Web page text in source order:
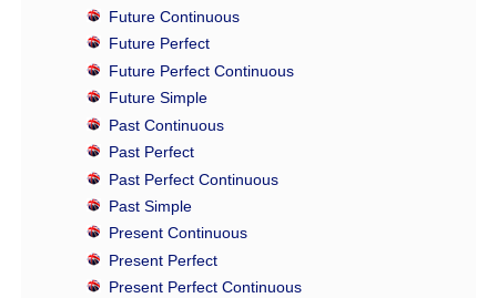
Future Continuous
Future Perfect
Future Perfect Continuous
Future Simple
Past Continuous
Past Perfect
Past Perfect Continuous
Past Simple
Present Continuous
Present Perfect
Present Perfect Continuous